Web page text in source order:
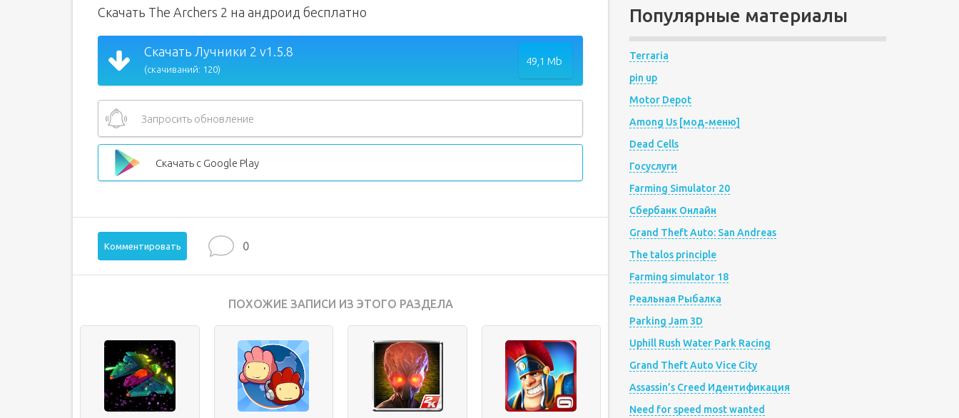
Скачать The Archers 2 на андроид бесплатно
Скачать Лучники 2 v1.5.8
(скачиваний: 120)
49,1 Mb
Запросить обновление
Скачать с Google Play
Комментировать 0
ПОХОЖИЕ ЗАПИСИ ИЗ ЭТОГО РАЗДЕЛА
Популярные материалы
Terraria
pin up
Motor Depot
Among Us [мод-меню]
Dead Cells
Госуслуги
Farming Simulator 20
Сбербанк Онлайн
Grand Theft Auto: San Andreas
The talos principle
Farming simulator 18
Реальная Рыбалка
Parking Jam 3D
Uphill Rush Water Park Racing
Grand Theft Auto Vice City
Assassin’s Creed Идентификация
Need for speed most wanted